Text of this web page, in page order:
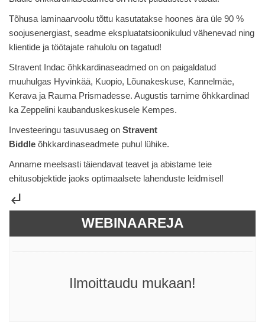
Tõhusa laminaarvoolu tõttu kasutatakse hoones ära üle 90 %
soojusenergiast, seadme ekspluatatsioonikulud vähenevad ning
klientide ja töötajate rahulolu on tagatud!
Stravent Indac õhkkardinaseadmed on on paigaldatud
muuhulgas Hyvinkää, Kuopio, Lõunakeskuse, Kannelmäe,
Kerava ja Rauma Prismadesse. Augustis tarnime õhkkardinad
ka Zeppelini kaubanduskeskusele Kempes.
Investeeringu tasuvusaeg on Stravent
Biddle õhkkardinaseadmete puhul lühike.
Anname meelsasti täiendavat teavet ja abistame teie
ehitusobjektide jaoks optimaalsete lahenduste leidmisel!
subdirectory_arrow_left
WEBINAAREJA
Ilmoittaudu mukaan!